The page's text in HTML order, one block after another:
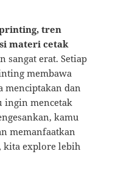
tren
materi cetak
sangat erat. Setiap
membawa
menciptakan dan
ingin mencetak
kamu
memanfaatkan
kita explore lebih